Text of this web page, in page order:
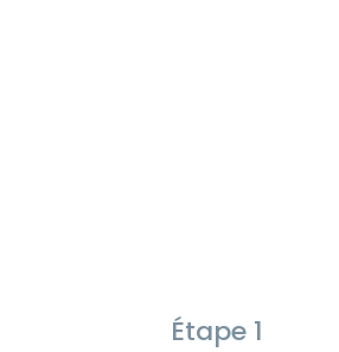
Étape 1